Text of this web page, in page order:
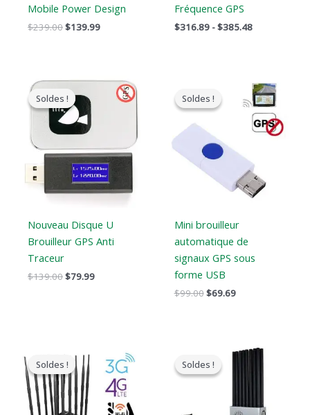
Mobile Power Design
$239.00$139.99
Fréquence GPS
$316.89 -$385.48
Soldes !
Soldes !
Nouveau Disque U
Brouilleur GPS Anti
Traceur
$139.00
Le
prix
original
était
:
$139.00.
$79.99
Le
actuel
Soldes !
Soldes !
Mini brouilleur
automatique de
signaux GPS sous
forme USB
$99.00
original
était
:
$99.00.
$69.69
actuel
Soldes !
Soldes !
prix
original
était
:
$1,199.00.
prix
actuel
est
:
$609.99.
Soldes !
Soldes ! original
$1,299.00.
Le
prix
$819.99.